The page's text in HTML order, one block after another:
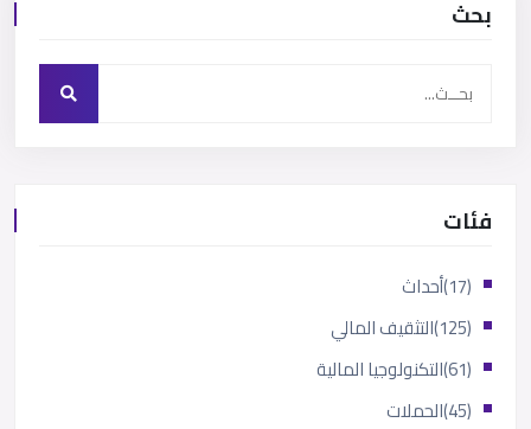
بحث
فئات
أحداث
(17)
التثقيف المالي
(125)
التكنولوجيا المالية
(61)
الحملات
(45)